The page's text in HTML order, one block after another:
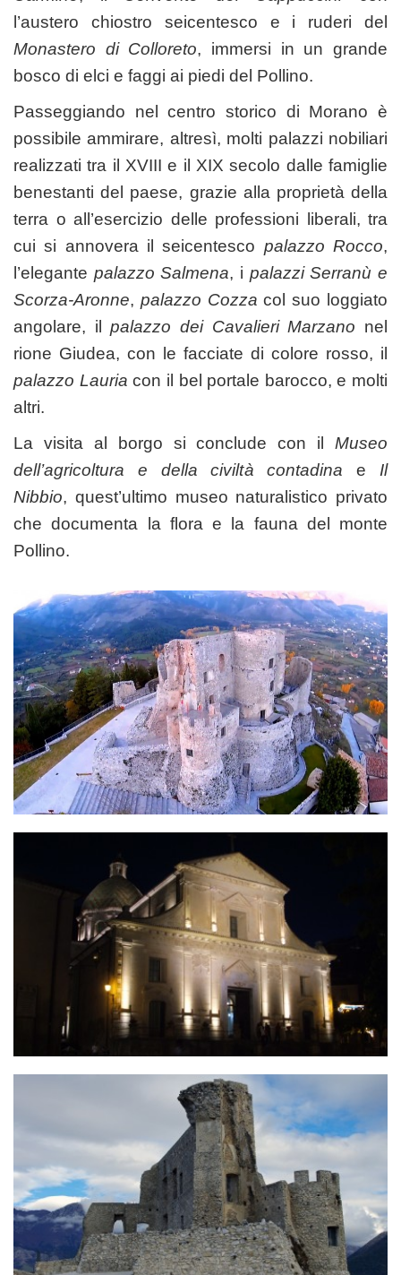
l’austero chiostro seicentesco e i ruderi del
Monastero di Colloreto, immersi in un grande
bosco di elci e faggi ai piedi del Pollino.
Passeggiando nel centro storico di Morano è
possibile ammirare, altresì, molti palazzi nobiliari
realizzati tra il XVIII e il XIX secolo dalle famiglie
benestanti del paese, grazie alla proprietà della
terra o all’esercizio delle professioni liberali, tra
cui si annovera il seicentesco palazzo Rocco,
l’elegante palazzo Salmena, i palazzi Serranù e
Scorza-Aronne, palazzo Cozza col suo loggiato
angolare, ilpalazzo dei Cavalieri Marzano nel
rione Giudea, con le facciate di colore rosso, il
palazzo Lauria con il bel portale barocco, e molti
altri.
La visita al borgo si conclude con il Museo
dell’agricoltura e della civiltà contadina e Il
Nibbio, quest’ultimo museo naturalistico privato
che documenta la flora e la fauna del monte
Pollino.